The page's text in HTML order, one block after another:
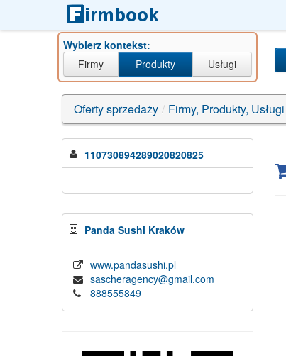
Wybierz kontekst:
Firmy
Produkty Usługi
Oferty sprzedaży / Firmy, Produkty, Usługi
110730894289020820825
Panda Sushi Kraków
www.pandasushi.pl
sascheragency@gmail.com
888555849